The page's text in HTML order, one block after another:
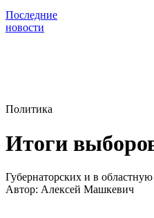
Последние
новости
Политика
Итоги
Губернаторских и в
Автор: Алексей Машкевич